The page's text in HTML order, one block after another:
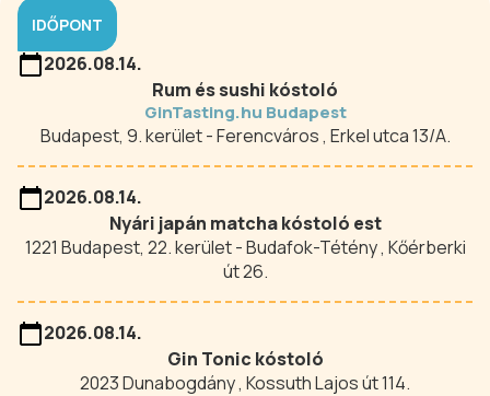
IDŐPONT
2026.08.14.
Rum és sushi kóstoló
GinTasting.hu Budapest
Budapest, 9. kerület - Ferencváros , Erkel utca 13/A.
2026.08.14.
Nyári japán matcha kóstoló est
1221 Budapest, 22. kerület - Budafok-Tétény , Kőérberki
út 26.
2026.08.14.
Gin Tonic kóstoló
2023 Dunabogdány , Kossuth Lajos út 114.